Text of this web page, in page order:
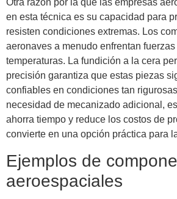
Otra razón por la que las empresas
en esta técnica es su capacidad para
resisten condiciones extremas. Los
aeronaves a menudo enfrentan
temperaturas. La fundición a la cera
precisión garantiza que estas piezas
confiables en condiciones tan
necesidad de mecanizado adicional,
ahorra tiempo y reduce los costos de
convierte en una opción práctica para
Ejemplos de
aeroespaciales